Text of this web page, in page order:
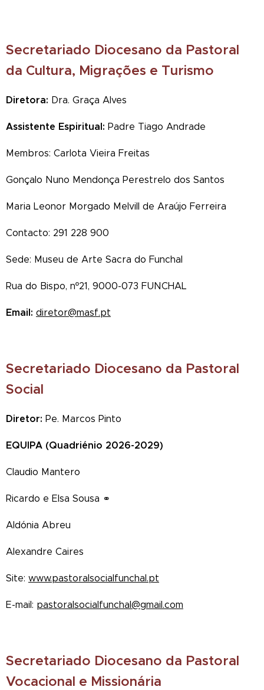
Secretariado Diocesano da Pastoral
da Cultura, Migrações e Turismo
Diretora: Dra. Graça Alves
Assistente Espiritual: Padre Tiago Andrade
Membros: Carlota Vieira Freitas
Gonçalo Nuno Mendonça Perestrelo dos Santos
Maria Leonor Morgado Melvill de Araújo Ferreira
Contacto: 291 228 900
Sede: Museu de Arte Sacra do Funchal
Rua do Bispo, nº21, 9000-073 FUNCHAL
Email: diretor@masf.pt
Secretariado Diocesano da Pastoral
Social
Diretor: Pe. Marcos Pinto
EQUIPA (Quadriénio 2026-2029)
Claudio Mantero
Ricardo e Elsa Sousa ⚭
Aldónia Abreu
Alexandre Caires
Site: www.pastoralsocialfunchal.pt
E-mail: pastoralsocialfunchal@gmail.com
Secretariado Diocesano da Pastoral
Vocacional e Missionária